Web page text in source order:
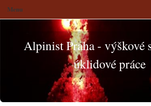
Alpinist Praha - výškové
úklidové práce
Menu